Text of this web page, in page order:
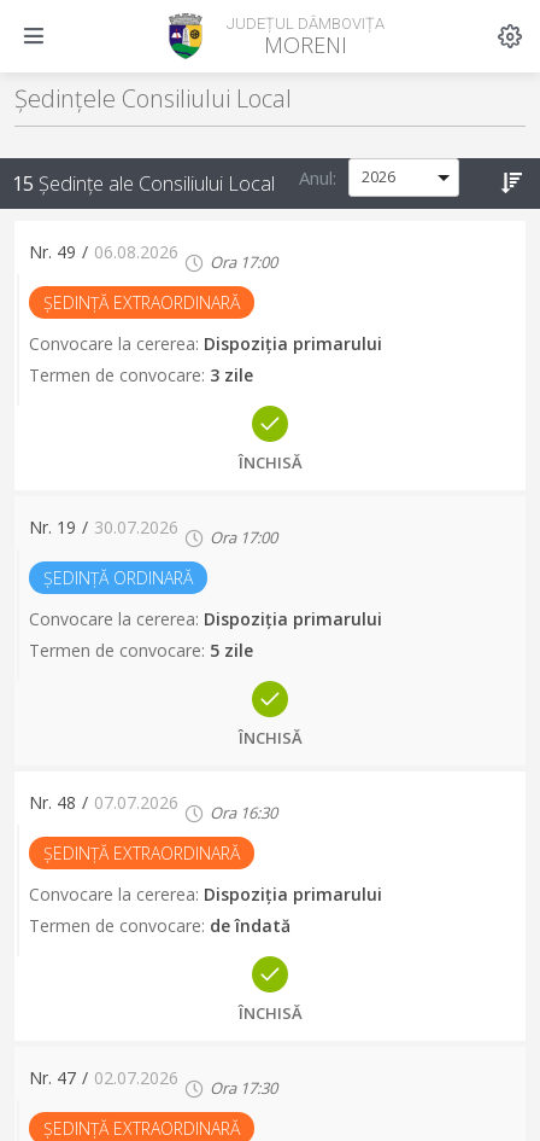
JUDEȚUL DÂMBOVIȚA
MORENI
Ședințele Consiliului Local
15 Ședințe ale Consiliului Local Anul:
Nr. 49 / 06.08.2026 Ora 17:00
ȘEDINȚĂ EXTRAORDINARĂ
Convocare la cererea: Dispoziția primarului
Termen de convocare: 3 zile
ÎNCHISĂ
Nr. 19 / 30.07.2026 Ora 17:00
ȘEDINȚĂ ORDINARĂ
Convocare la cererea: Dispoziția primarului
Termen de convocare: 5 zile
ÎNCHISĂ
Nr. 48 / 07.07.2026 Ora 16:30
ȘEDINȚĂ EXTRAORDINARĂ
Convocare la cererea: Dispoziția primarului
Termen de convocare: de îndată
ÎNCHISĂ
Nr. 47 / 02.07.2026 Ora 17:30
ȘEDINȚĂ EXTRAORDINARĂ